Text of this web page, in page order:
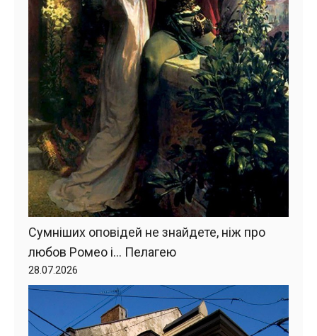
Сумніших оповідей не знайдете, ніж про
любов Ромео і… Пелагею
28.07.2026